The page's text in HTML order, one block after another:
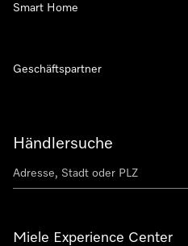
Händlersuche
Miele Experience Center
Smart Home
Geschäftspartner